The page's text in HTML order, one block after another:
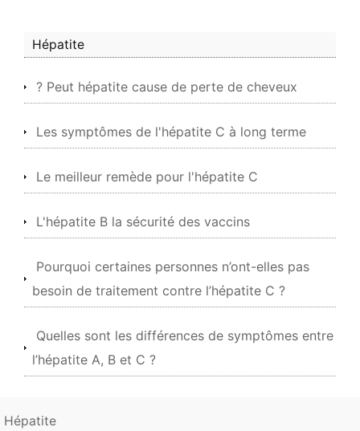
Hépatite
? Peut hépatite cause de perte de cheveux
Les symptômes de l'hépatite C à long terme
Le meilleur remède pour l'hépatite C
L'hépatite B la sécurité des vaccins
Pourquoi certaines personnes n’ont-elles pas
besoin de traitement contre l’hépatite C ?
Quelles sont les différences de symptômes entre
l’hépatite A, B et C ?
Hépatite